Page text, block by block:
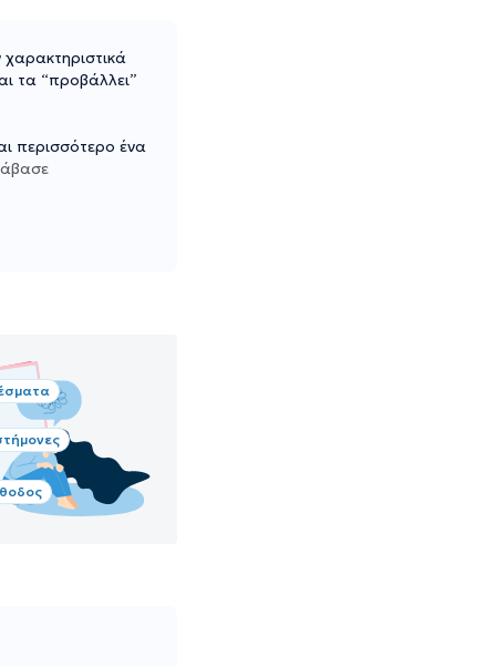
τα “προβάλλει”
περισσότερο ένα